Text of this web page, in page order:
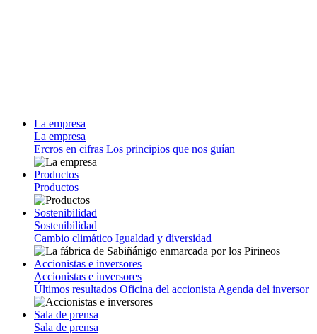
La empresa
La empresa
Ercros en cifras Los principios que nos guían
Productos
Productos
Sostenibilidad
Sostenibilidad
Cambio climático Igualdad y diversidad
Accionistas e inversores
Accionistas e inversores
Últimos resultados Oficina del accionista Agenda del inversor
Sala de prensa
Sala de prensa